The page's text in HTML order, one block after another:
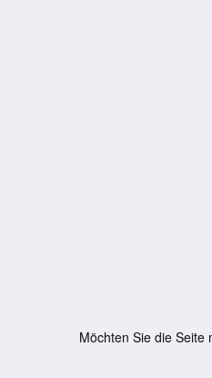
Möchten Sie die Seite